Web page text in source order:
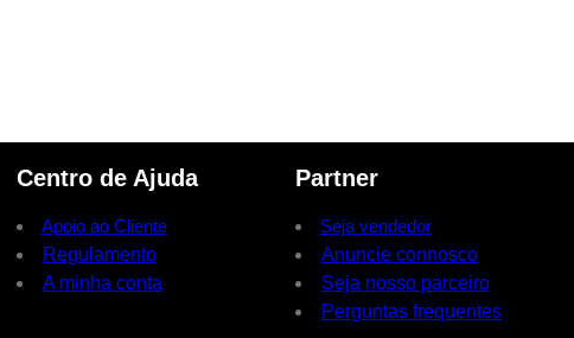
Centro de Ajuda
Apoio ao Cliente
Regulamento
A minha conta
Partner
Seja vendedor
Anuncie connosco
Seja nosso parceiro
Perguntas frequentes